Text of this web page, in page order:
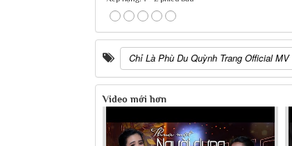
Chỉ Là Phù Du Quỳnh Trang Official MV
Video mới hơn